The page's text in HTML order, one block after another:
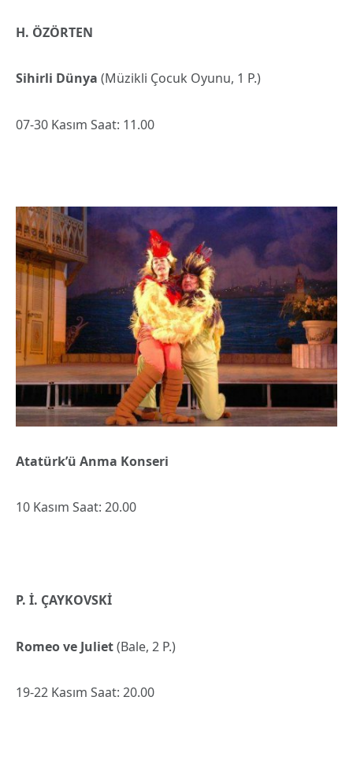
H. ÖZÖRTEN
Sihirli Dünya (Müzikli Çocuk Oyunu, 1 P.)
07-30 Kasım Saat: 11.00
Atatürk’ü Anma Konseri
10 Kasım Saat: 20.00
P. İ. ÇAYKOVSKİ
Romeo ve Juliet(Bale, 2 P.)
19-22 Kasım Saat: 20.00